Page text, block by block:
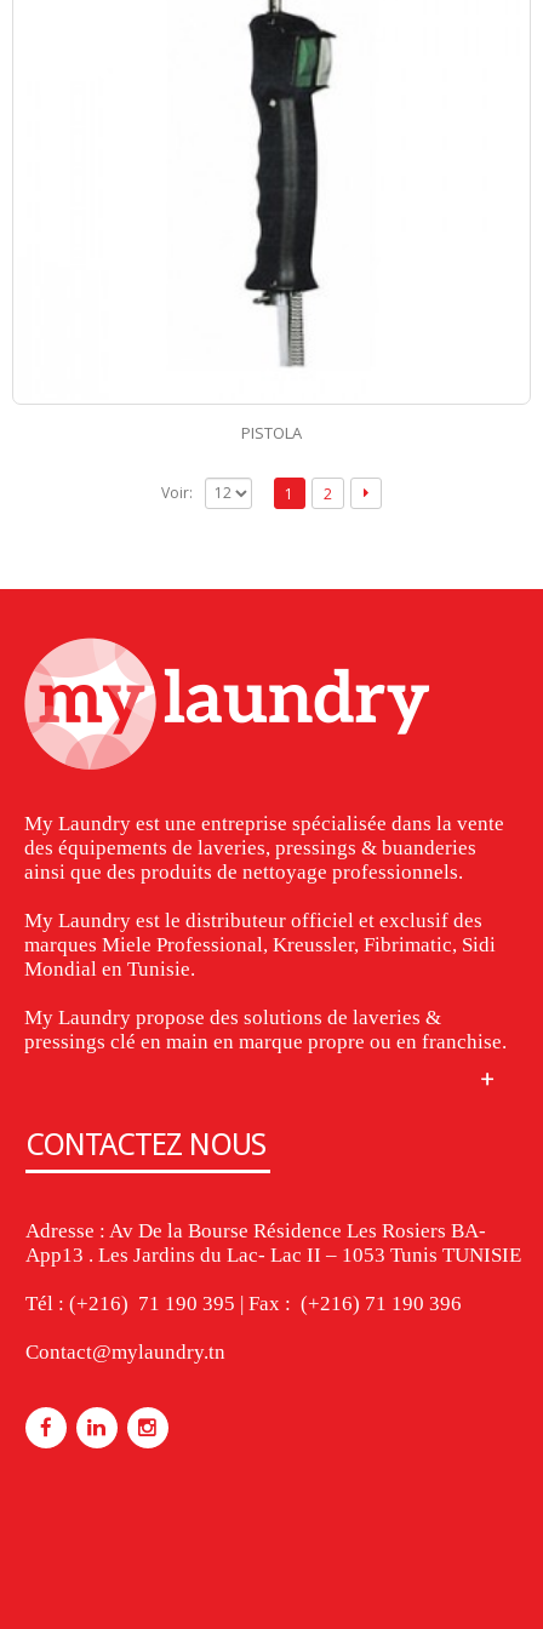
PISTOLA
Voir: 1 2
My Laundry est une entreprise spécialisée dans la vente
des équipements de laveries, pressings & buanderies
ainsi que des produits de nettoyage professionnels.
My Laundry est le distributeur officiel et exclusif des
marques Miele Professional, Kreussler, Fibrimatic, Sidi
Mondial en Tunisie.
My Laundry propose des solutions de laveries &
pressings clé en main en marque propre ou en franchise.
CONTACTEZ NOUS
Adresse : Av De la Bourse Résidence Les Rosiers BA-
App13 . Les Jardins du Lac- Lac II – 1053 Tunis TUNISIE
Tél : (+216) 71 190 395 | Fax : (+216) 71 190 396
Contact@mylaundry.tn